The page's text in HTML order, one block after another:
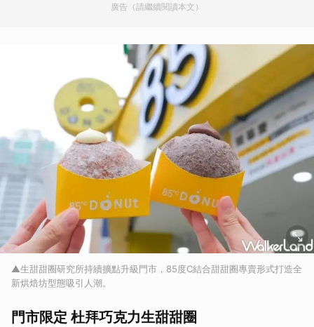
廣告（請繼續閱讀本文）
▲生甜甜圈研究所持續擴點升級門市，85度C結合甜甜圈專賣形式打造全
新烘焙坊型態吸引人潮。
門市限定 杜拜巧克力生甜甜圈